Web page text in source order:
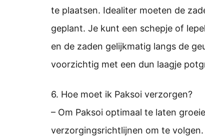
te plaatsen. Idealiter moeten de
geplant. Je kunt een schepje of
en de zaden gelijkmatig langs de
voorzichtig met een dun laagje
6. Hoe moet ik Paksoi verzorgen?
– Om Paksoi optimaal te laten
verzorgingsrichtlijnen om te